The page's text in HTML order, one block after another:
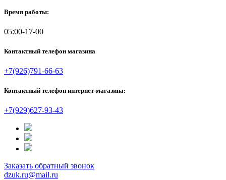
Время работы:
05:00-17-00
Контактный телефон магазина
+7(926)791-66-63
Контактный телефон интернет-магазина:
+7(929)627-93-43
Заказать обратный звонок
dzuk.ru@mail.ru